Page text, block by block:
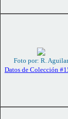
Foto por: R. Aguilar
Datos de Colección